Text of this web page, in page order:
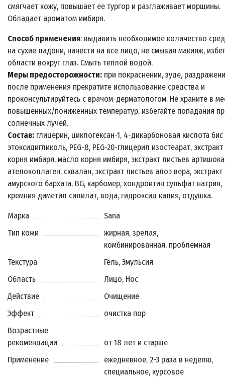
смягчает кожу, повышает ее тургор и разглаживает морщины.
Обладает ароматом имбиря.
Способ применения: выдавить необходимое количество
на сухие ладони, нанести на все лицо, не смывая макияж,
области вокруг глаз. Смыть теплой водой.
Меры предосторожности: при покраснении, зуде,
после применения прекратите использование средства и
проконсультируйтесь с врачом-дерматологом. Не храните в
повышенных/пониженных температур, избегайте попадания
солнечных лучей.
Состав: глицерин, циклогексан-1, 4-дикарбоновая кислота бис
этоксидигликоль, PEG-8, PEG-20-глицерил изостеарат, экстракт
корня имбиря, масло корня имбиря, экстракт листьев
ателоколлаген, сквалан, экстракт листьев алоэ вера,
амурского бархата, BG, карбомер, хондроитин сульфат натрия,
кремния диметил силилат, вода, гидроксид калия, отдушка.
Марка
Sana
Тип кожи
жирная, зрелая,
комбинированная, проблемная
Текстура
Гель, Эмульсия
Область
Лицо, Нос
Действие
Очищение
Эффект
очистка пор
Возрастные
рекомендации
от 18 лет и старше
Применение
ежедневное, 2-3 раза в неделю,
специальное, курсовое